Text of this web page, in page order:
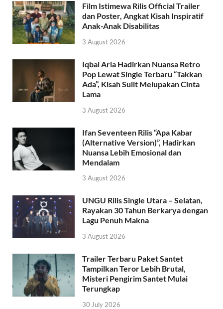
Film Istimewa Rilis Official Trailer
dan Poster, Angkat Kisah Inspiratif
Anak-Anak Disabilitas
3 August 2026
Iqbal Aria Hadirkan Nuansa Retro
Pop Lewat Single Terbaru “Takkan
Ada”, Kisah Sulit Melupakan Cinta
Lama
3 August 2026
Ifan Seventeen Rilis “Apa Kabar
(Alternative Version)”, Hadirkan
Nuansa Lebih Emosional dan
Mendalam
3 August 2026
UNGU Rilis Single Utara – Selatan,
Rayakan 30 Tahun Berkarya dengan
Lagu Penuh Makna
3 August 2026
Trailer Terbaru Paket Santet
Tampilkan Teror Lebih Brutal,
Misteri Pengirim Santet Mulai
Terungkap
30 July 2026